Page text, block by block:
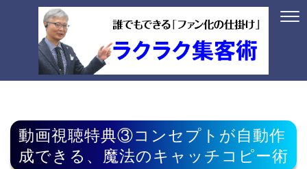
動画視聴特典③コンセプトが自動作
成できる、魔法のキャッチコピー術